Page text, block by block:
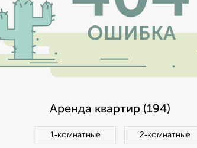
Аренда квартир (194)
1‑комнатные 2‑комнатные